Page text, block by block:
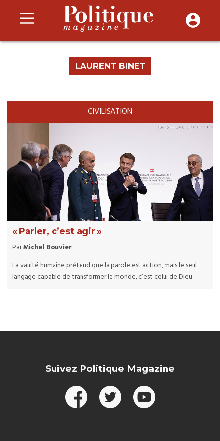
LAURENT BINET
CIVILISATION
« Parler, c’est agir »
ParMichel Bouvier
La vanité humaine prétend que la parole est action, mais le seul
langage capable de transformer le monde, c’est celui de Dieu.
Suivez Politique Magazine